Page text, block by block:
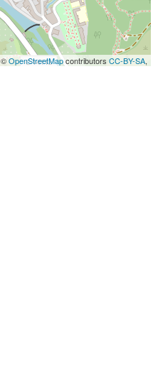
OpenStreetMapcontributors CC-BY-SA,